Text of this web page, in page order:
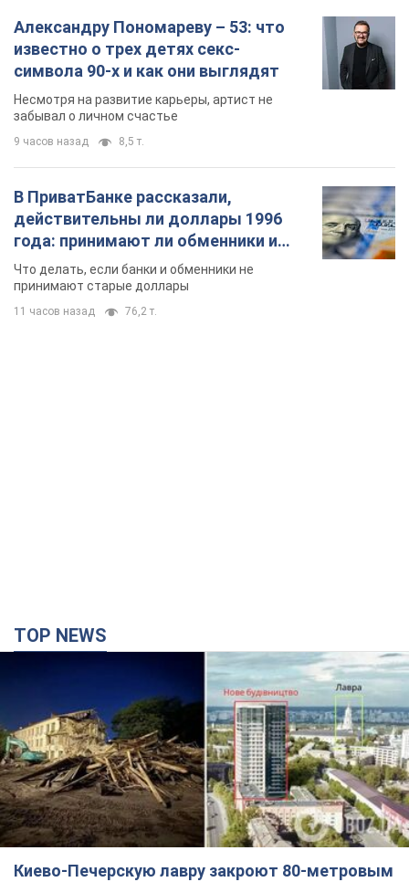
Александру Пономареву – 53: что
известно о трех детях секс-
символа 90-х и как они выглядят
Несмотря на развитие карьеры, артист не
забывал о личном счастье
9 часов назад 8,5 т.
В ПриватБанке рассказали,
действительны ли доллары 1996
года: принимают ли обменники и
банки такие купюры
Что делать, если банки и обменники не
принимают старые доллары
11 часов назад 76,2 т.
TOP NEWS
Киево-Печерскую лавру закроют 80-метровым